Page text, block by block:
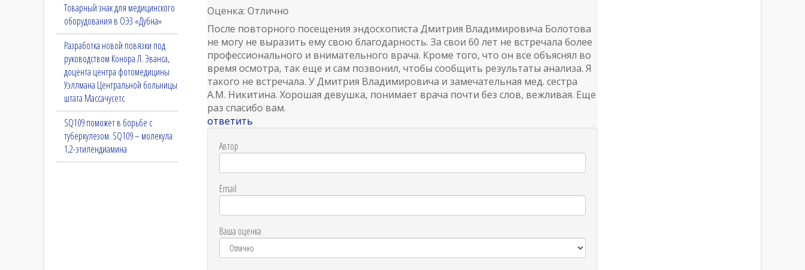
Оценка: Отлично
После повторного посещения эндоскописта Дмитрия Владимировича Болотова
не могу не выразить ему свою благодарность. За свои 60 лет не встречала более
профессионального и внимательного врача. Кроме того, что он все объяснял во
время осмотра, так еще и сам позвонил, чтобы сообщить результаты анализа. Я
такого не встречала. У Дмитрия Владимировича и замечательная мед. сестра
А.М. Никитина. Хорошая девушка, понимает врача почти без слов, вежливая. Еще
раз спасибо вам.
ответить
Автор
Email
Ваша оценка
Товарный знак для медицинского
оборудования в ОЭЗ «Дубна»
Разработка новой повязки под
руководством Конора Л. Эванса,
доцента центра фотомедицины
Уэллмана Центральной больницы
штата Массачусетс
SQ109 поможет в борьбе с
туберкулезом. SQ109 – молекула
1,2-этилендиамина